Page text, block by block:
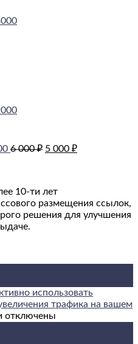
6 000₽ Первоначальная
000 ₽.
5 000 ₽Текущая
10-ти лет
размещения ссылок,
решения для улучшения
использовать
трафика на вашем
котключены